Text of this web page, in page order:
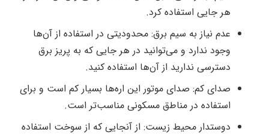
هر جایی استفاده کرد.
عدم نیاز به سیم برق: محدودیتی در استفاده از آن‌ها
وجود ندارد و می‌توانید در هر جایی که به پریز برق
دسترسی ندارید از آن‌ها استفاده کنید.
صدای کم: صدای موتور این اره‌ها بسیار کم است و برای
استفاده در مناطق مسکونی مناسب‌تر است.
دوستدار محیط زیست: از آنجایی که از سوخت استفاده